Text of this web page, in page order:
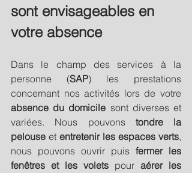
sont envisageables en
votre absence
Dans le champ des services à la
personne (SAP) les prestations
absence du domicile sont diverses et
variées. Nous pouvons tondre la
pelouse et entretenir les espaces verts,
nous pouvons ouvrir puis fermer les
fenêtres et les volets pour aérer les